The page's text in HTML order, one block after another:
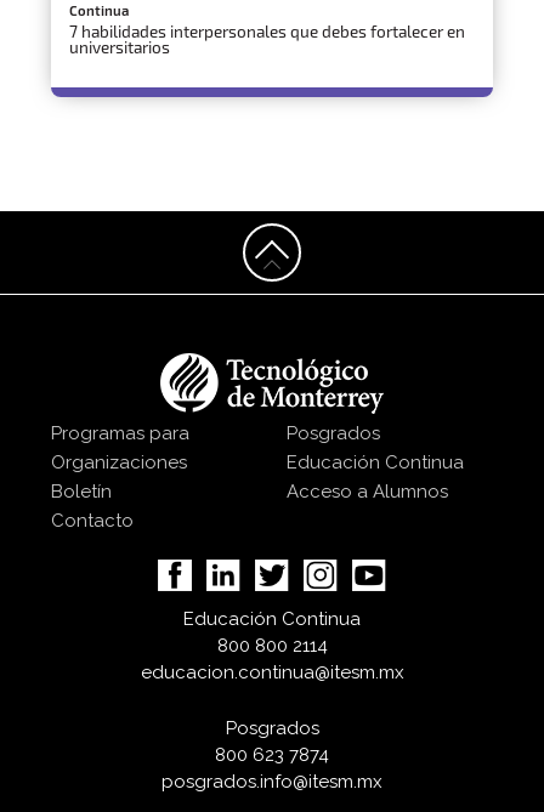
Continua
7 habilidades interpersonales que debes fortalecer en
universitarios
Programas para
Organizaciones
Boletín
Contacto
Posgrados
Educación Continua
Acceso a Alumnos
Educación Continua
800 800 2114
educacion.continua@itesm.mx
Posgrados
800 623 7874
posgrados.info@itesm.mx